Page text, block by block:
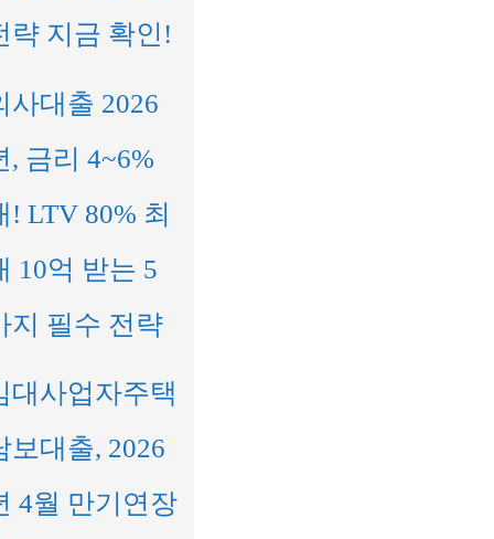
략 지금 확인!
사대출 2026
, 금리 4~6%
! LTV 80% 최
10억 받는 5
지 필수 전략
대사업자주택
보대출, 2026
4월 만기연장